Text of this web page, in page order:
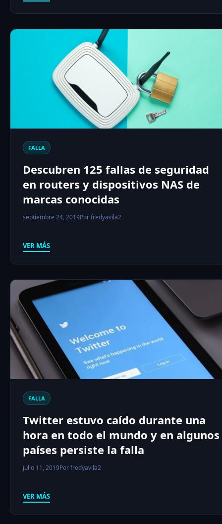
FALLA
Descubren 125 fallas de seguridad
en routers y dispositivos NAS de
marcas conocidas
septiembre 24, 2019Por fredyavila2
VER MÁS
FALLA
Twitter estuvo caído durante una
hora en todo el mundo y en algunos
países persiste la falla
julio 11, 2019Por fredyavila2
VER MÁS